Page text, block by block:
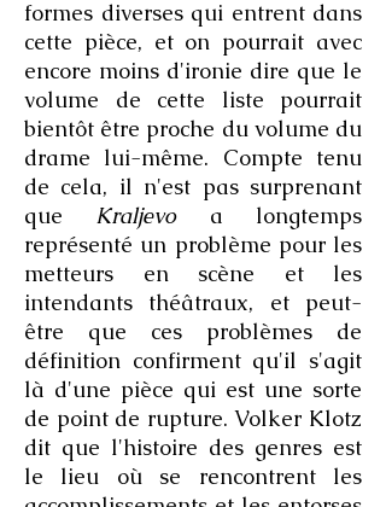
formes diverses qui entrent dans
cette pièce, et on pourrait avec
encore moins d'ironie dire que le
volume de cette liste pourrait
bientôt être proche du volume du
drame lui-même. Compte tenu
de cela, il n'est pas surprenant
que Kraljevoa longtemps
représenté un problème pour les
metteurs en scène et les
intendants théâtraux, et peut-
être que ces problèmes de
définition confirment qu'il s'agit
là d'une pièce qui est une sorte
de point de rupture. Volker Klotz
dit que l'histoire des genres est
le lieu où se rencontrent les